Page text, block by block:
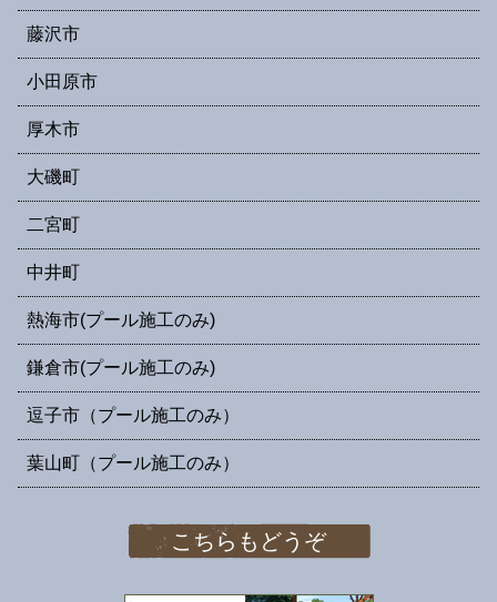
藤沢市
小田原市
厚木市
大磯町
二宮町
中井町
熱海市(プール施工のみ)
鎌倉市(プール施工のみ)
逗子市（プール施工のみ）
葉山町（プール施工のみ）
こちらもどうぞ